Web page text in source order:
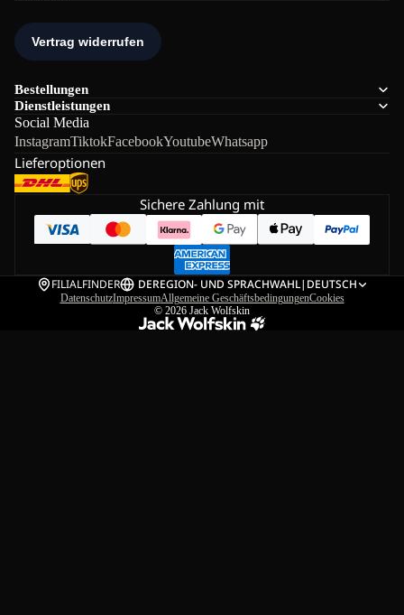
Bestellungen
Dienstleistungen
Social Media
InstagramTiktokFacebookYoutubeWhatsapp
Lieferoptionen
Sichere Zahlung mit
FILIALFINDER DEREGION- UND SPRACHWAHL| DEUTSCH
DatenschutzImpressumAllgemeine GeschäftsbedingungenCookies
© 2026 Jack Wolfskin